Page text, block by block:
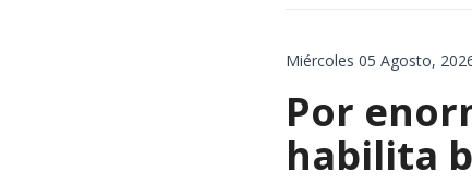
Miércoles 05 Agosto,
Por
habilita